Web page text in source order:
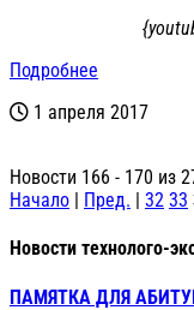
Подробнее
1 апреля 2017
Новости 166 - 170 из
Начало | Пред. | 32 33
Новости технолого-
ПАМЯТКА ДЛЯ